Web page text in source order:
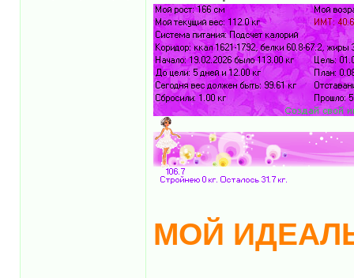
МОЙ